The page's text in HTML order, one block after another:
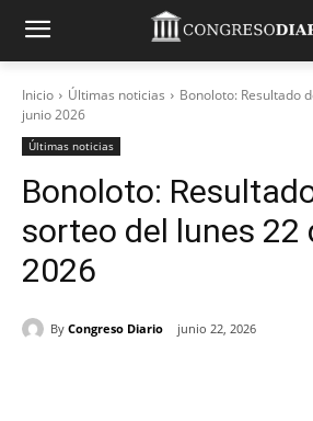
Inicio Últimas noticias
Bonoloto: Resultado
junio 2026
Últimas noticias
Bonoloto:
sorteo del lunes 22
2026
By Congreso Diario junio 22, 2026